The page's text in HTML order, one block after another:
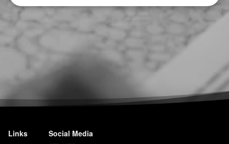
Links Social Media